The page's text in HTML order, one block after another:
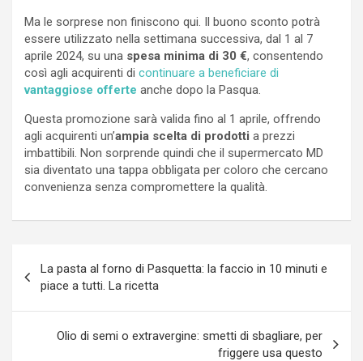
Ma le sorprese non finiscono qui. Il buono sconto potrà
essere utilizzato nella settimana successiva, dal 1 al 7
aprile 2024, su una spesa minima di 30 €, consentendo
così agli acquirenti di continuare a beneficiare di
vantaggiose offerte anche dopo la Pasqua.
Questa promozione sarà valida fino al 1 aprile, offrendo
agli acquirenti un’ampia scelta di prodotti a prezzi
imbattibili. Non sorprende quindi che il supermercato MD
sia diventato una tappa obbligata per coloro che cercano
convenienza senza compromettere la qualità.
articoli
La pasta al forno di Pasquetta: la faccio in 10 minuti e
piace a tutti. La ricetta
Olio di semi o extravergine: smetti di sbagliare, per
friggere usa questo